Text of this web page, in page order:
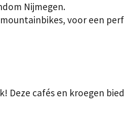
Nijmegen.
voor een
Deze cafés en kroegen